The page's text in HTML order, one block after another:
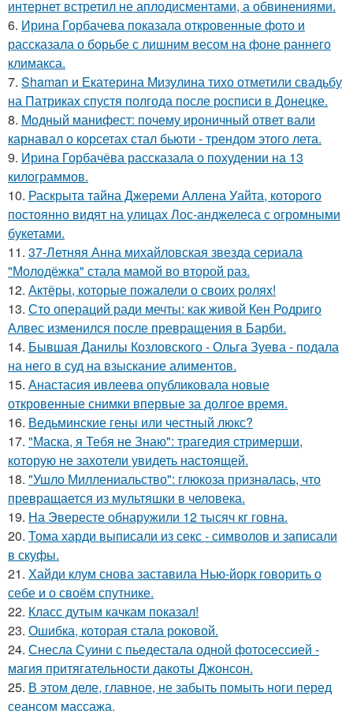
интернет встретил не аплодисментами, а обвинениями.
6. Ирина Горбачева показала откровенные фото и
рассказала о борьбе с лишним весом на фоне раннего
климакса.
7. Shaman и Екатерина Мизулина тихо отметили свадьбу
на Патриках спустя полгода после росписи в Донецке.
8. Модный манифест: почему ироничный ответ вали
карнавал о корсетах стал бьюти - трендом этого лета.
9. Ирина Горбачёва рассказала о похудении на 13
килограммов.
10. Раскрыта тайна Джереми Аллена Уайта, которого
постоянно видят на улицах Лос-анджелеса с огромными
букетами.
11. 37-Летняя Анна михайловская звезда сериала
"Молодёжка" стала мамой во второй раз.
12. Актёры, которые пожалели о своих ролях!
13. Сто операций ради мечты: как живой Кен Родриго
Алвес изменился после превращения в Барби.
14. Бывшая Данилы Козловского - Ольга Зуева - подала
на него в суд на взыскание алиментов.
15. Анастасия ивлеева опубликовала новые
откровенные снимки впервые за долгое время.
16. Ведьминские гены или честный люкс?
17. "Маска, я Тебя не Знаю": трагедия стримерши,
которую не захотели увидеть настоящей.
18. "Ушло Миллениальство": глюкоза призналась, что
превращается из мультяшки в человека.
19. На Эвересте обнаружили 12 тысяч кг говна.
20. Тома харди выписали из секс - символов и записали
в скуфы.
21. Хайди клум снова заставила Нью-йорк говорить о
себе и о своём спутнике.
22. Класс дутым качкам показал!
23. Ошибка, которая стала роковой.
24. Снесла Суини с пьедестала одной фотосессией -
магия притягательности дакоты Джонсон.
25. В этом деле, главное, не забыть помыть ноги перед
сеансом массажа.